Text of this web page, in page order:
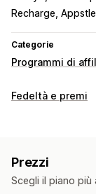
Recharge,
Categorie
Programmi di
Opzioni di
Diritti d’autore
Fedeltà e premi
Prezzi
Scegli il piano